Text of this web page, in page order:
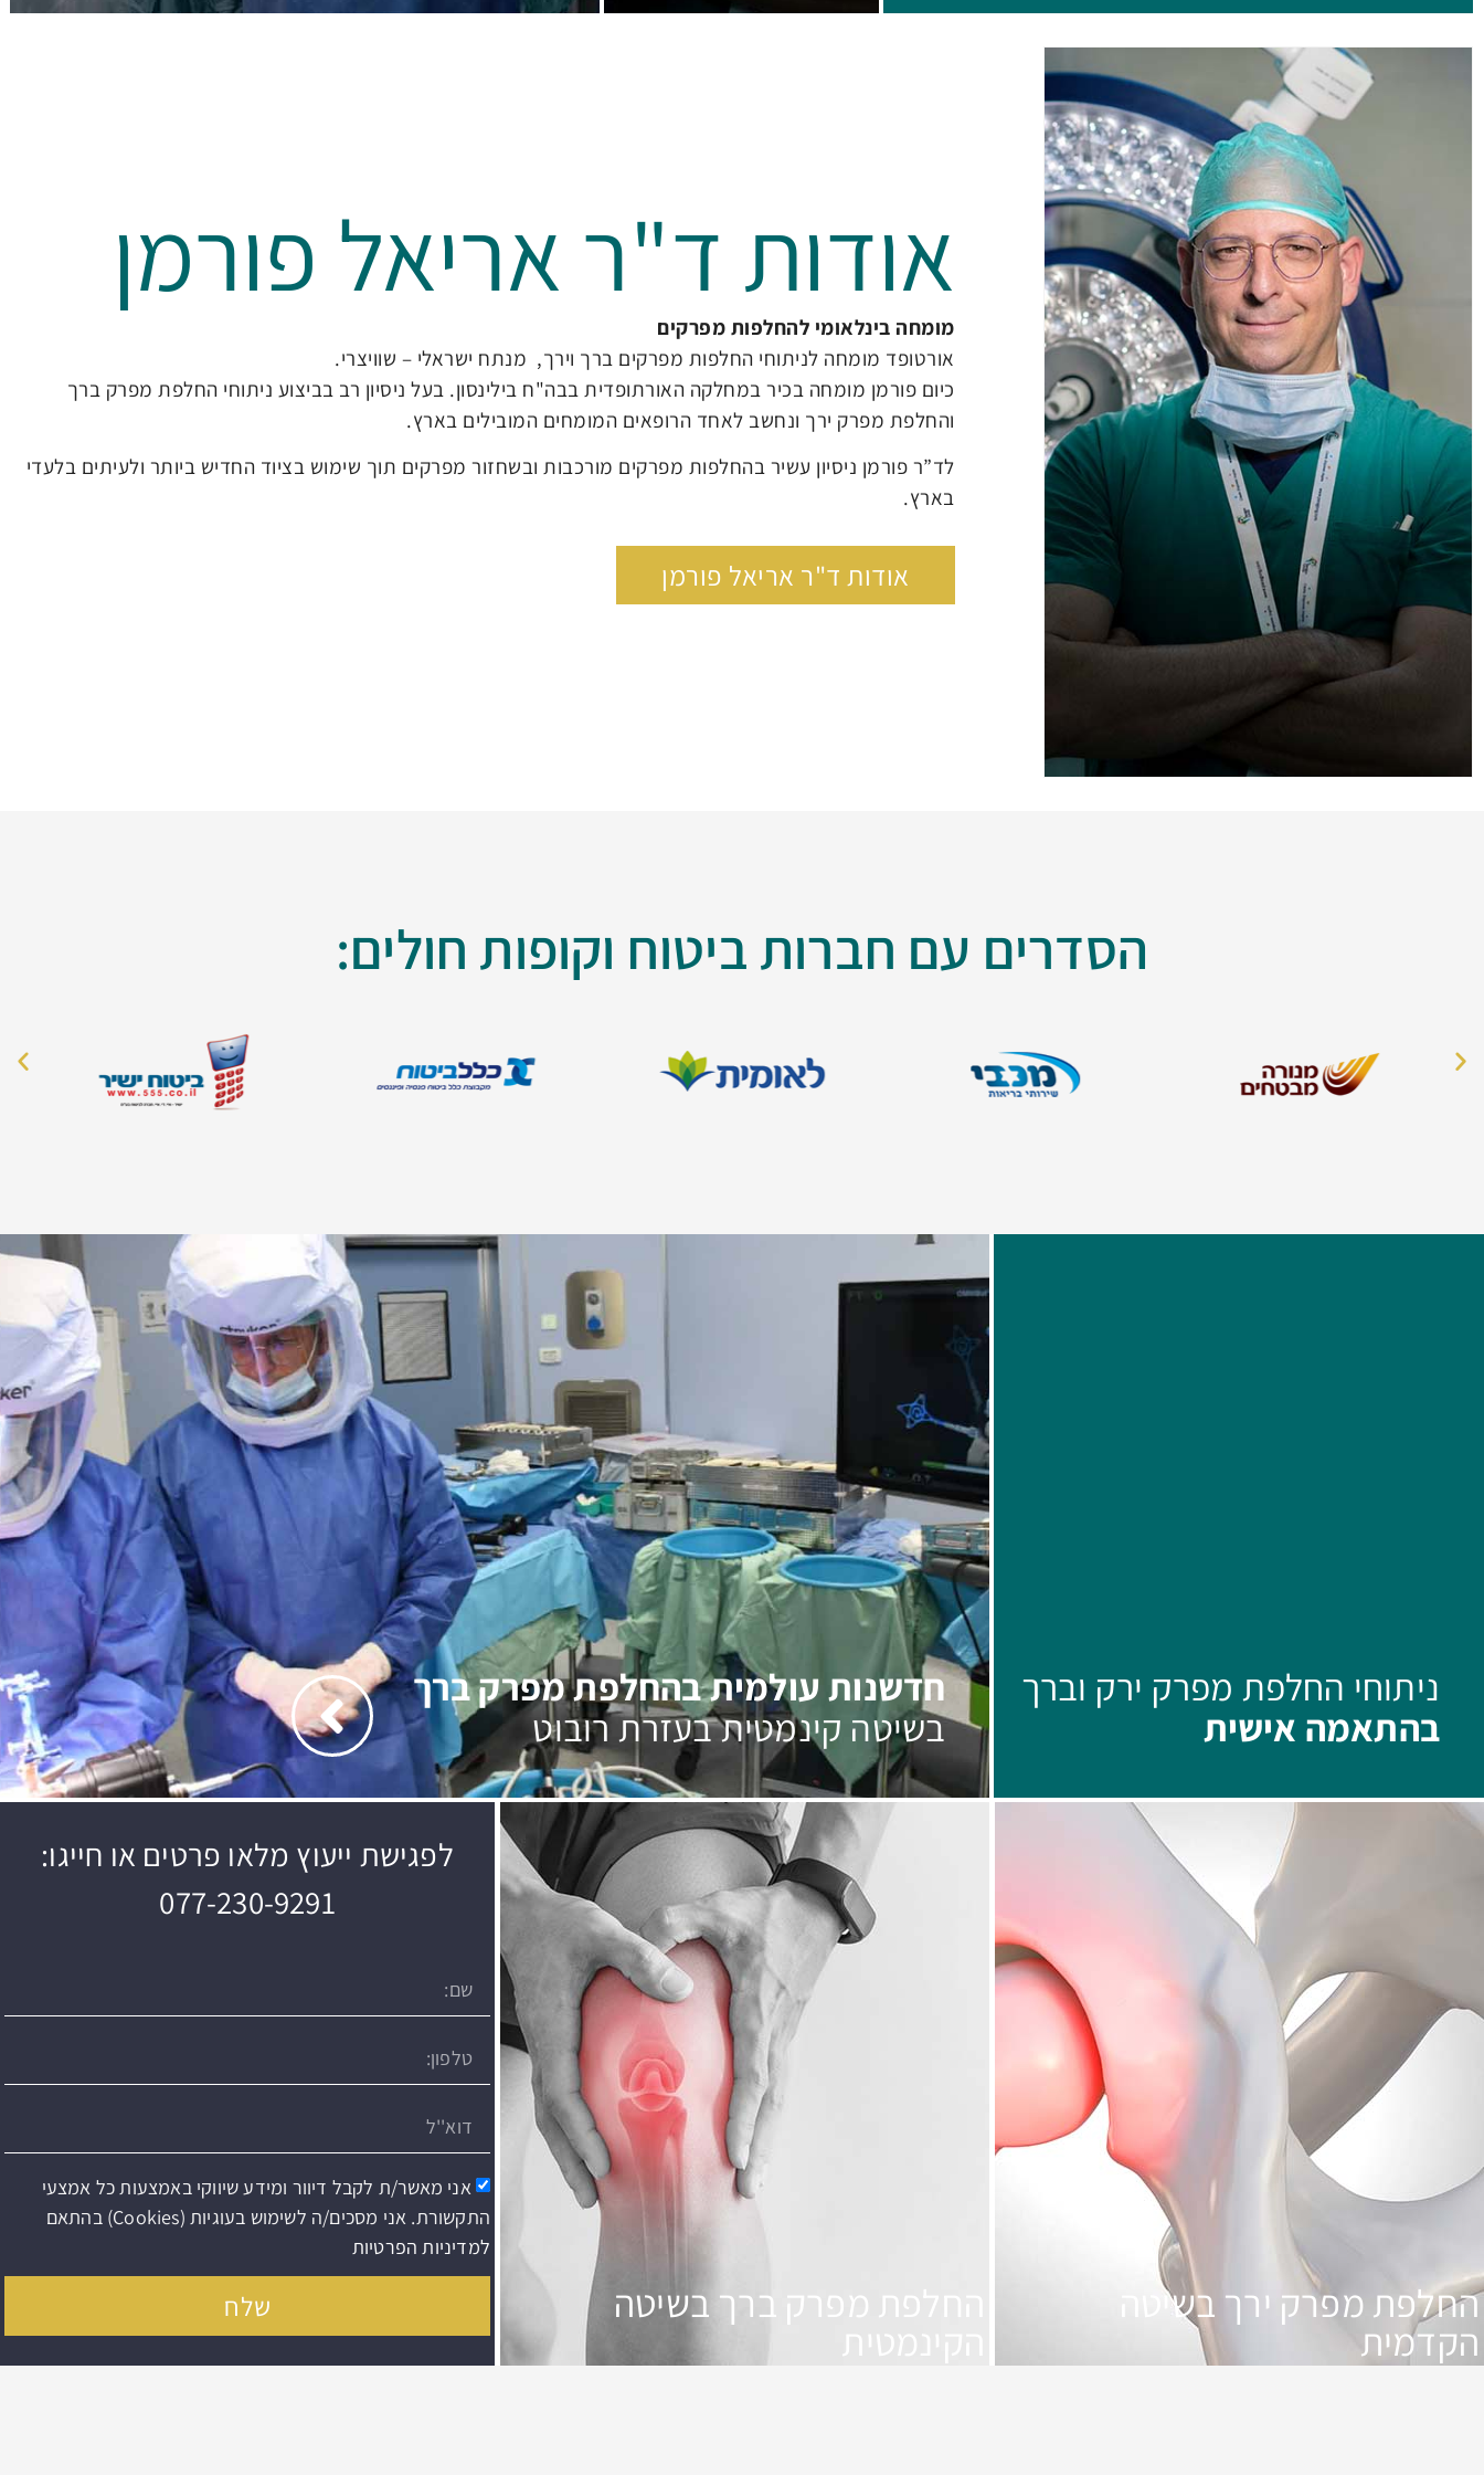
אודות ד"ר אריאל פורמן
מומחה בינלאומי להחלפות מפרקים
אורטופד מומחה לניתוחי החלפות מפרקים ברך וירך, מנתח ישראלי – שוויצרי.
כיום פורמן מומחה בכיר במחלקה האורתופדית בבה"ח בילינסון. בעל ניסיון רב בביצוע ניתוחי החלפת מפרק ברך
והחלפת מפרק ירך ונחשב לאחד הרופאים המומחים המובילים בארץ.
לד”ר פורמן ניסיון עשיר בהחלפות מפרקים מורכבות ובשחזור מפרקים תוך שימוש בציוד החדיש ביותר ולעיתים בלעדי
בארץ.
אודות ד"ר אריאל פורמן
הסדרים עם חברות ביטוח וקופות חולים:
ניתוחי החלפת מפרק ירק וברך
בהתאמה אישית
חדשנות עולמית בהחלפת מפרק ברך
בשיטה קינמטית בעזרת רובוט
החלפת מפרק ירך בשיטה
הקדמית
החלפת מפרק ברך בשיטה
הקינמטית
לפגישת ייעוץ מלאו פרטים או חייגו:
077-230-9291
אני מאשר/ת לקבל דיוור ומידע שיווקי באמצעות כל אמצעי
התקשורת. אני מסכים/ה לשימוש בעוגיות (Cookies) בהתאם
למדיניות הפרטיות
שלח